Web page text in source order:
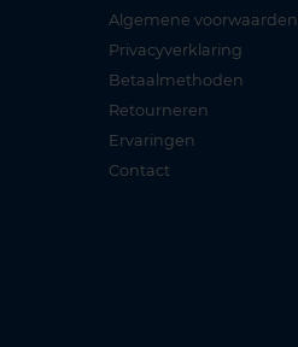
Algemene voorwaarden
Privacyverklaring
Betaalmethoden
Retourneren
Ervaringen
Contact